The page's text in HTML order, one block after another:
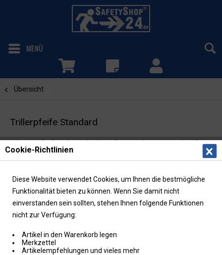
MENÜ
Übersicht
Trillerpfeife Standard
Alarmpfeife als Zubehör für Evakuierungshelfer
Cookie-Richtlinien
Diese Website verwendet Cookies, um Ihnen die bestmögliche
Funktionalität bieten zu können. Wenn Sie damit nicht
einverstanden sein sollten, stehen Ihnen folgende Funktionen
nicht zur Verfügung:
Artikel in den Warenkorb legen
Merkzettel
Artikelempfehlungen und vieles mehr